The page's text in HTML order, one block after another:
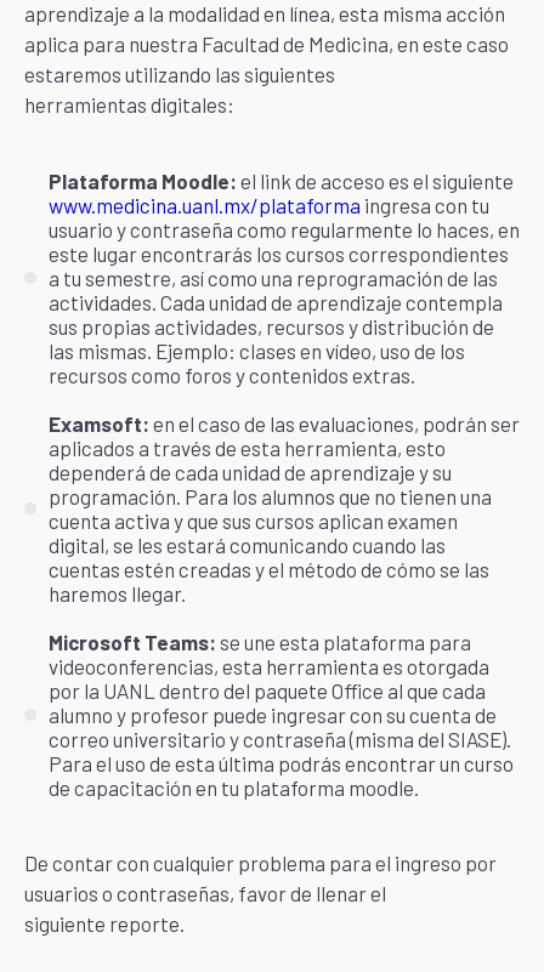
aprendizaje a la modalidad en línea, esta misma acción
aplica para nuestra Facultad de Medicina, en este caso
estaremos utilizando las siguientes
herramientas digitales:
Plataforma Moodle: el link de acceso es el siguiente
www.medicina.uanl.mx/plataforma ingresa con tu
usuario y contraseña como regularmente lo haces, en
este lugar encontrarás los cursos correspondientes
a tu semestre, así como una reprogramación de las
actividades. Cada unidad de aprendizaje contempla
sus propias actividades, recursos y distribución de
las mismas. Ejemplo: clases en vídeo, uso de los
recursos como foros y contenidos extras.
Examsoft: en el caso de las evaluaciones, podrán ser
aplicados a través de esta herramienta, esto
dependerá de cada unidad de aprendizaje y su
programación. Para los alumnos que no tienen una
cuenta activa y que sus cursos aplican examen
digital, se les estará comunicando cuando las
cuentas estén creadas y el método de cómo se las
haremos llegar.
Microsoft Teams: se une esta plataforma para
videoconferencias, esta herramienta es otorgada
por la UANL dentro del paquete Office al que cada
alumno y profesor puede ingresar con su cuenta de
correo universitario y contraseña (misma del SIASE).
Para el uso de esta última podrás encontrar un curso
de capacitación en tu plataforma moodle.
De contar con cualquier problema para el ingreso por
usuarios o contraseñas, favor de llenar el
siguiente reporte.